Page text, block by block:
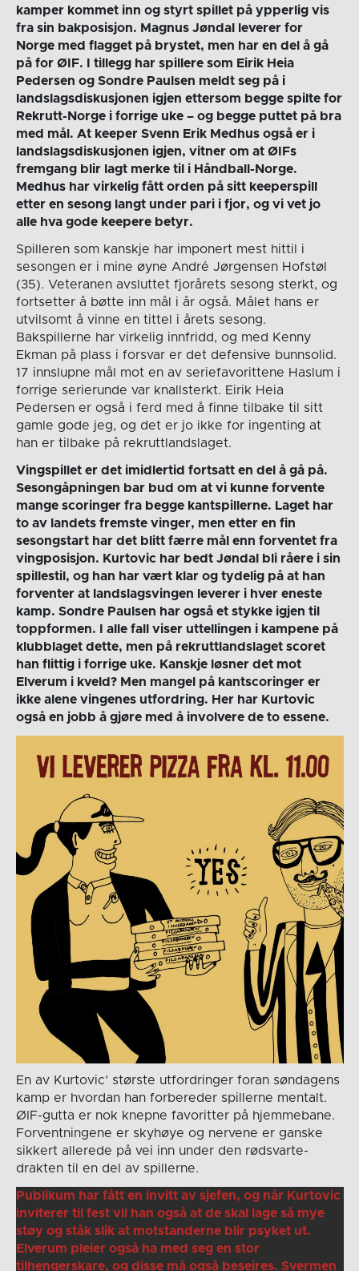
kamper kommet inn og styrt spillet på ypperlig vis
fra sin bakposisjon. Magnus Jøndal leverer for
Norge med flagget på brystet, men har en del å gå
på for ØIF. I tillegg har spillere som Eirik Heia
Pedersen og Sondre Paulsen meldt seg på i
landslagsdiskusjonen igjen ettersom begge spilte for
Rekrutt-Norge i forrige uke – og begge puttet på bra
med mål. At keeper Svenn Erik Medhus også er i
landslagsdiskusjonen igjen, vitner om at ØIFs
fremgang blir lagt merke til i Håndball-Norge.
Medhus har virkelig fått orden på sitt keeperspill
etter en sesong langt under pari i fjor, og vi vet jo
alle hva gode keepere betyr.
Spilleren som kanskje har imponert mest hittil i
sesongen er i mine øyne André Jørgensen Hofstøl
(35). Veteranen avsluttet fjorårets sesong sterkt, og
fortsetter å bøtte inn mål i år også. Målet hans er
utvilsomt å vinne en tittel i årets sesong.
Bakspillerne har virkelig innfridd, og med Kenny
Ekman på plass i forsvar er det defensive bunnsolid.
17 innslupne mål mot en av seriefavorittene Haslum i
forrige serierunde var knallsterkt. Eirik Heia
Pedersen er også i ferd med å finne tilbake til sitt
gamle gode jeg, og det er jo ikke for ingenting at
han er tilbake på rekruttlandslaget.
Vingspillet er det imidlertid fortsatt en del å gå på.
Sesongåpningen bar bud om at vi kunne forvente
mange scoringer fra begge kantspillerne. Laget har
to av landets fremste vinger, men etter en fin
sesongstart har det blitt færre mål enn forventet fra
vingposisjon. Kurtovic har bedt Jøndal bli råere i sin
spillestil, og han har vært klar og tydelig på at han
forventer at landslagsvingen leverer i hver eneste
kamp. Sondre Paulsen har også et stykke igjen til
toppformen. I alle fall viser uttellingen i kampene på
klubblaget dette, men på rekruttlandslaget scoret
han flittig i forrige uke. Kanskje løsner det mot
Elverum i kveld? Men mangel på kantscoringer er
ikke alene vingenes utfordring. Her har Kurtovic
også en jobb å gjøre med å involvere de to essene.
En av Kurtovic’ største utfordringer foran søndagens
kamp er hvordan han forbereder spillerne mentalt.
ØIF-gutta er nok knepne favoritter på hjemmebane.
Forventningene er skyhøye og nervene er ganske
sikkert allerede på vei inn under den rødsvarte-
drakten til en del av spillerne.
Publikum har fått en invitt av sjefen, og når Kurtovic
inviterer til fest vil han også at de skal lage så mye
støy og ståk slik at motstanderne blir psyket ut.
Elverum pleier også ha med seg en stor
tilhengerskare, og disse må også beseires. Svermen